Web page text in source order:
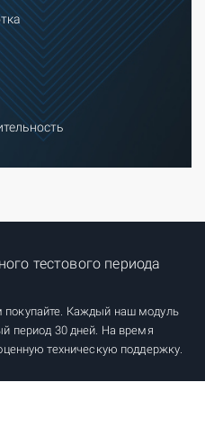
тестового периода
покупайте. Каждый наш модуль
период 30 дней. На время
техническую поддержку.